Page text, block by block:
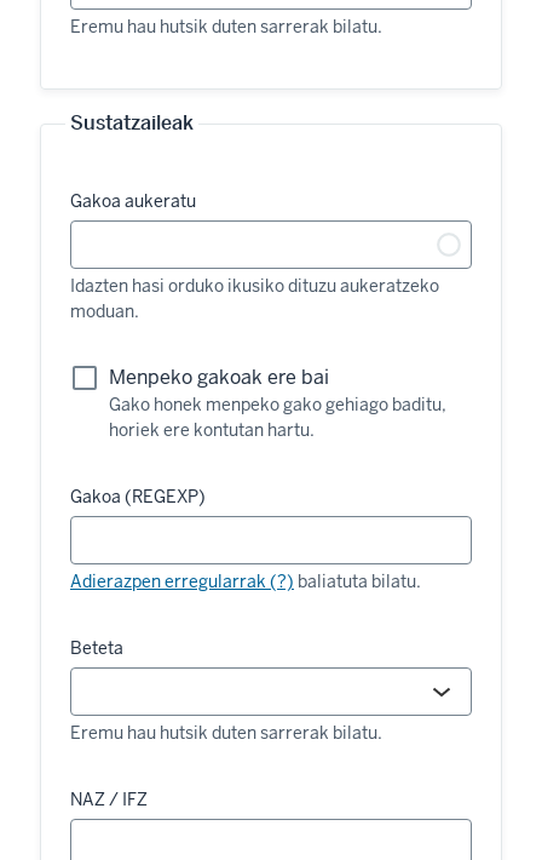
Eremu hau hutsik duten sarrerak bilatu.
Sustatzaileak
Gakoa aukeratu
Idazten hasi orduko ikusiko dituzu aukeratzeko
moduan.
Menpeko gakoak ere bai
Gako honek menpeko gako gehiago baditu,
horiek ere kontutan hartu.
Gakoa (REGEXP)
Adierazpen erregularrak (?) baliatuta bilatu.
Beteta
Eremu hau hutsik duten sarrerak bilatu.
NAZ / IFZ